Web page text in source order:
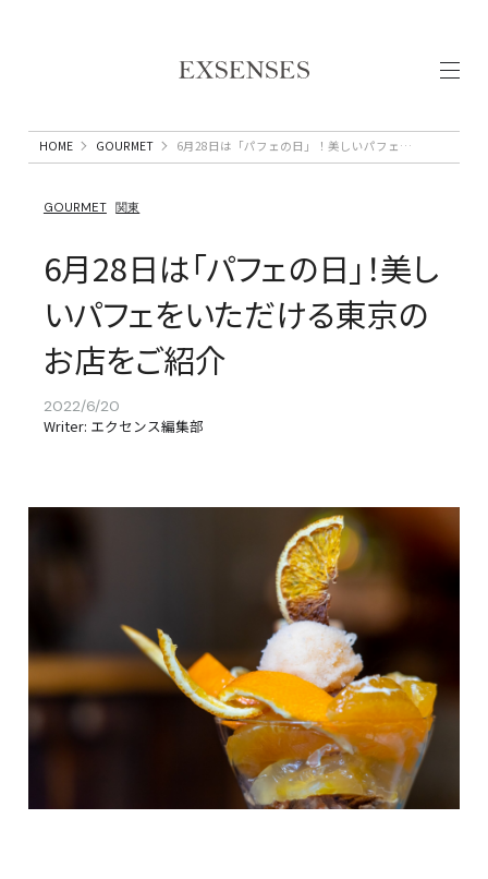
HOME GOURMET 6月28日は「パフェの日」！美しいパフェをいただける東京のお店をご紹介
GOURMET 関東
6月28日は「パフェの日」！美し
いパフェをいただける東京の
お店をご紹介
2022/6/20
Writer: エクセンス編集部